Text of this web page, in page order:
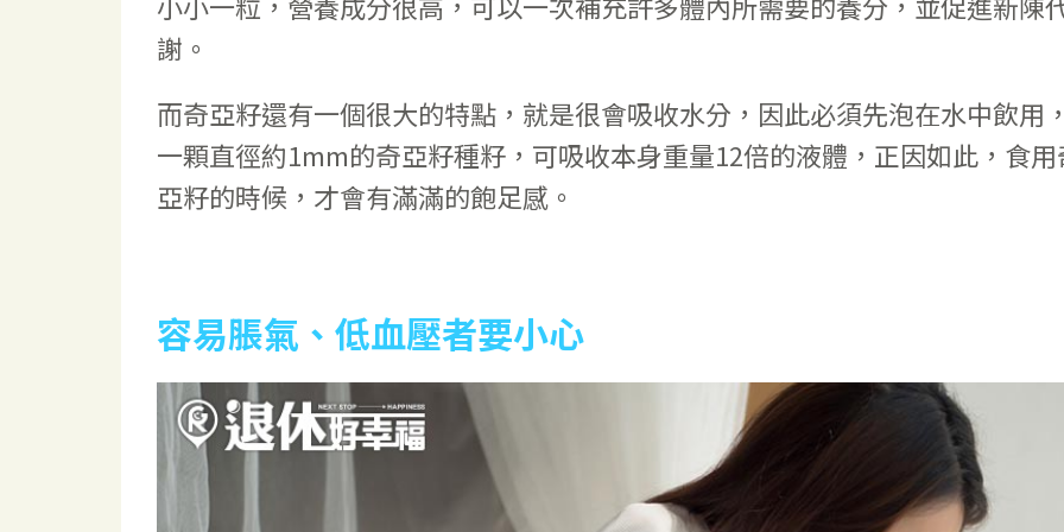
謝。
而奇亞籽還有一個很大的特點，就是很會吸收水分，因此必須先泡在水中飲用，
一顆直徑約1mm的奇亞籽種籽，可吸收本身重量12倍的液體，正因如此，食用
亞籽的時候，才會有滿滿的飽足感。
容易脹氣、低血壓者要小心